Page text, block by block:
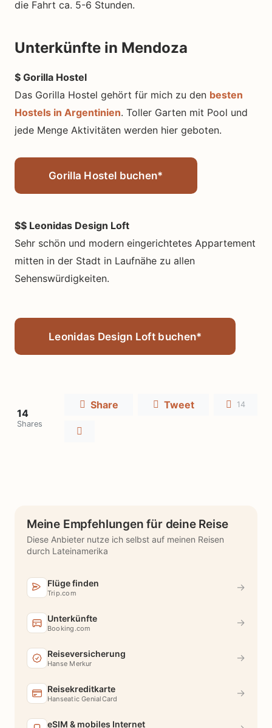
die Fahrt ca. 5-6 Stunden.
Unterkünfte in Mendoza
$ Gorilla Hostel
Das Gorilla Hostel gehört für mich zu den besten
Hostels in Argentinien. Toller Garten mit Pool und
jede Menge Aktivitäten werden hier geboten.
Gorilla Hostel buchen*
$$ Leonidas Design Loft
Sehr schön und modern eingerichtetes Appartement
mitten in der Stadt in Laufnähe zu allen
Sehenswürdigkeiten.
Leonidas Design Loft buchen*
14
Shares
Share Tweet 14
Meine Empfehlungen für deine Reise
Diese Anbieter nutze ich selbst auf meinen Reisen
durch Lateinamerika
Flüge finden
Trip.com →
Unterkünfte
Booking.com →
Reiseversicherung
Hanse Merkur →
Reisekreditkarte
Hanseatic GenialCard →
eSIM & mobiles Internet